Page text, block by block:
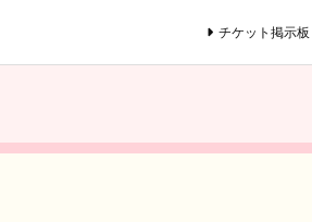
チケット掲示板